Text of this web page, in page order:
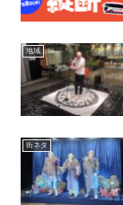
地域
街ネタ